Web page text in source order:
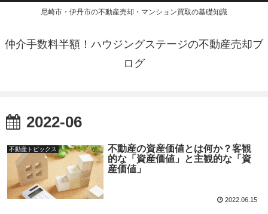
尼崎市・伊丹市の不動産売却・マンション買取の基礎知識
仲介手数料半額！ハウジングステージの不動産売却ブ
ログ
2022-06
不動産トピックス
不動産の資産価値とは何か？客観
的な「資産価値」と主観的な「資
産価値」
2022.06.15